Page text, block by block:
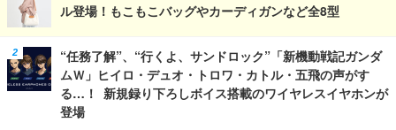
ル登場！もこもこバッグやカーディガンなど全8型
“任務了解”、“行くよ、サンドロック”「新機動戦記ガンダ
ムＷ」ヒイロ・デュオ・トロワ・カトル・五飛の声がす
る…！ 新規録り下ろしボイス搭載のワイヤレスイヤホンが
登場